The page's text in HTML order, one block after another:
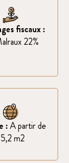
fiscaux :
22%
:A partir de
m2